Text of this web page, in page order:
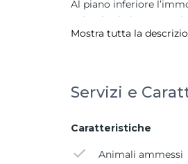
Al piano inferiore
Salendo al piano
finestrato con doccia
Il prezzo di 175.000
Soluzione ideale per
Mostra tutta la
Servizi e
Caratteristiche
Animali ammessi